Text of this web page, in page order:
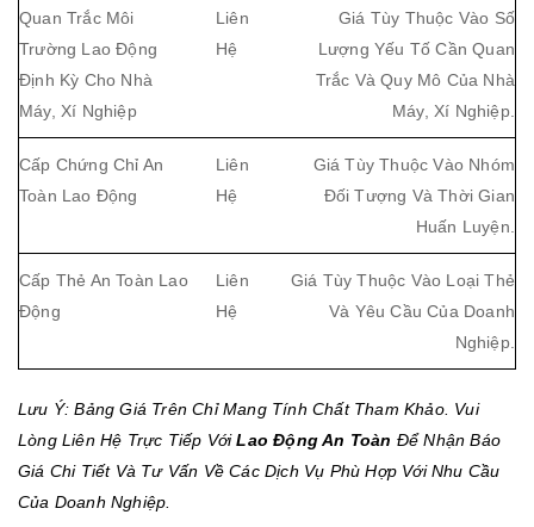
Quan Trắc Môi
Trường Lao Động
Định Kỳ Cho Nhà
Máy, Xí Nghiệp
Liên
Hệ
Giá Tùy Thuộc Vào Số
Lượng Yếu Tố Cần Quan
Trắc Và Quy Mô Của Nhà
Máy, Xí Nghiệp.
Cấp Chứng Chỉ An
Toàn Lao Động
Liên
Hệ
Giá Tùy Thuộc Vào Nhóm
Đối Tượng Và Thời Gian
Huấn Luyện.
Cấp Thẻ An Toàn Lao
Động
Liên
Hệ
Giá Tùy Thuộc Vào Loại Thẻ
Và Yêu Cầu Của Doanh
Nghiệp.
Lưu Ý: Bảng Giá Trên Chỉ Mang Tính Chất Tham Khảo. Vui
Lòng Liên Hệ Trực Tiếp VớiLao Động An Toàn Để Nhận Báo
Giá Chi Tiết Và Tư Vấn Về Các Dịch Vụ Phù Hợp Với Nhu Cầu
Của Doanh Nghiệp.